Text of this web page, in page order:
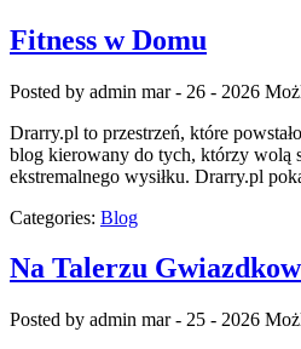
Fitness w Domu
Posted by admin mar - 26 - 2026
Drarry.pl to przestrzeń, które
blog kierowany do tych, którzy wolą
ekstremalnego wysiłku. Drarry.pl
Categories: Blog
Na Talerzu
Posted by admin mar - 25 - 2026